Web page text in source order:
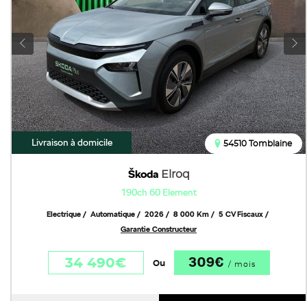
Livraison à domicile
Škoda Elroq
190ch 60 Element
54510 Tomblaine
Electrique Automatique 2026 8 000 Km
5 CV Fiscaux
Garantie Constructeur
34 490€ Ou 309€ / mois